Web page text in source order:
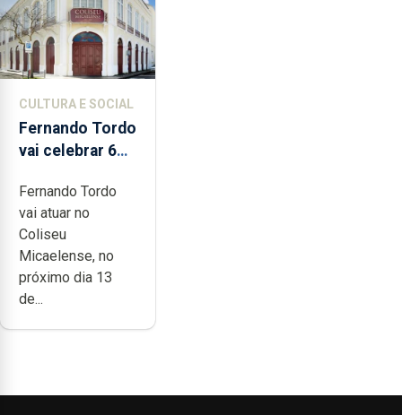
CULTURA E SOCIAL
Fernando Tordo
vai celebrar 60
no Coliseu
Micaelense
Fernando Tordo
vai atuar no
Coliseu
Micaelense, no
próximo dia 13
de...